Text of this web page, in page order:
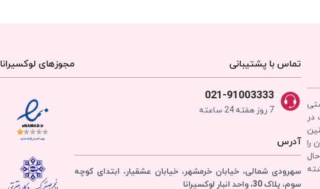
در
را
تماس با پشتیبانی
021-91003333
7 روز هفته 24 ساعته
آدرس
سهرودی شمالی، خیابان خرمشهر، خیابان عشقیار، ابتدای کوچه
سوم، پلاک 30، واحد انبار
لوکسیرانا
مجوزهای لوکسیرانا